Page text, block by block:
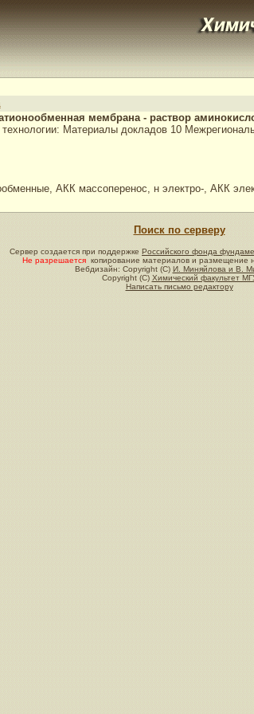
мембрана - раствор
Материалы докладов 10
АКК массоперенос, н электро-, АКК
Поиск по серверу
Сервер создается при поддержке Российского фонда
Не разрешается копирование материалов и размещение
Вебдизайн: Copyright (C) И. Миняйлова и В.
Copyright (C) Химический факультет
Написать письмо редактору